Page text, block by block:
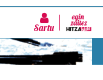
Sartu